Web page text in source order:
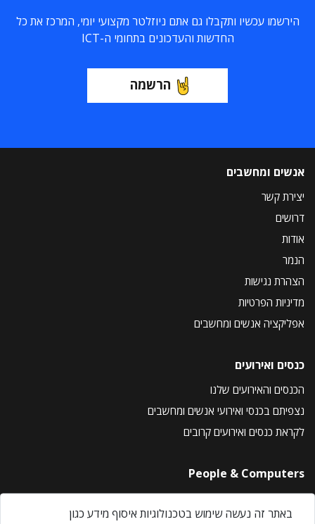
הירשמו עכשיו ותקבלו גם אתם ניוזלטר מקצועי יומי, המרכז את כל
החדשות והעדכונים בתחומי ה-ICT
הרשמה
אנשים ומחשבים
יצירת קשר
דרושים
אודות
הנמר
הצהרת נגישות
מדיניות הפרטיות
אפליקציה אנשים ומחשבים
כנסים ואירועים
הכנסים והאירועים שלנו
נצפיתם בכנסי ואירועי אנשים ומחשבים
לקראת כנסים ואירועים קרובים
People & Computers
About Us
Privacy Policy
באתר זה נעשה שימוש בטכנולוגיות איסוף מידע כגון